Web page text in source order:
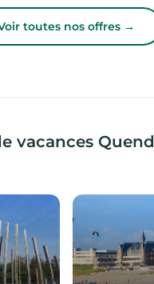
toutes nos offres →
vacances